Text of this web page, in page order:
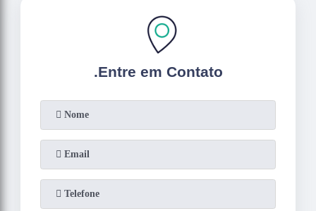
.Entre em Contato